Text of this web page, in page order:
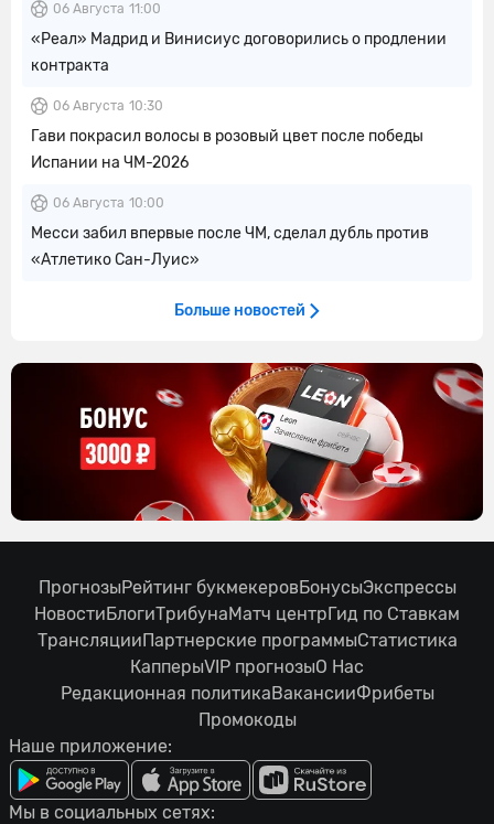
06 Августа 11:00
«Реал» Мадрид и Винисиус договорились о продлении
контракта
06 Августа 10:30
Гави покрасил волосы в розовый цвет после победы
Испании на ЧМ-2026
06 Августа 10:00
Месси забил впервые после ЧМ, сделал дубль против
«Атлетико Сан-Луис»
Больше новостей
ПрогнозыРейтинг букмекеровБонусыЭкспрессы
НовостиБлогиТрибунаМатч центрГид по Ставкам
ТрансляцииПартнерские программыСтатистика
КапперыVIP прогнозыО Нас
Редакционная политикаВакансииФрибеты
Промокоды
Наше приложение:
Мы в социальных сетях: